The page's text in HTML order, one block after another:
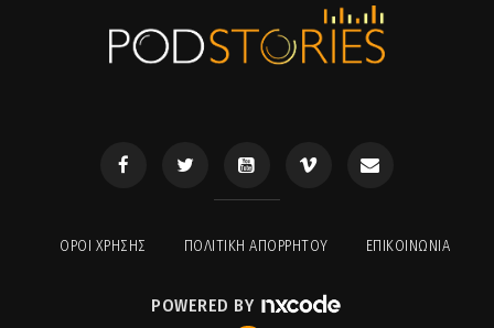
ΟΡΟΙ ΧΡΉΣΗΣ ΠΟΛΙΤΙΚΉ ΑΠΟΡΡΉΤΟΥ ΕΠΙΚΟΙΝΩΝΊΑ
POWERED BY